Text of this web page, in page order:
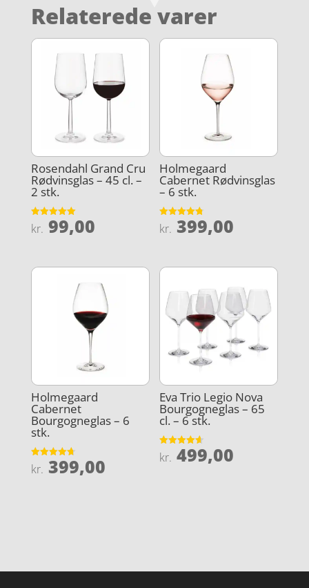
Relaterede varer
Rosendahl Grand Cru
Rødvinsglas – 45 cl. –
2 stk.
Vurderet
5
kr. 99,00
Holmegaard
Cabernet Rødvinsglas
– 6 stk.
Vurderet
4.8
kr. 399,00
Holmegaard
Cabernet
Bourgogneglas – 6
stk.
Vurderet
4.7
kr. 399,00
Eva Trio Legio Nova
Bourgogneglas – 65
cl. – 6 stk.
Vurderet
4.6
kr. 499,00